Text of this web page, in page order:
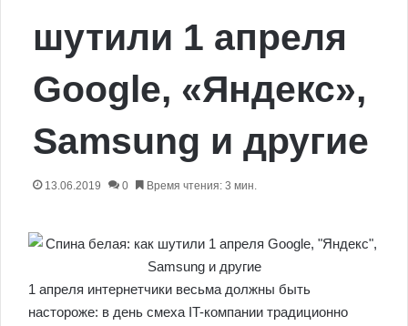
шутили 1 апреля
Google, «Яндекс»,
Samsung и другие
13.06.2019 0 Время чтения: 3 мин.
1 апреля интернетчики весьма должны быть
настороже: в день смеха IT-компании традиционно